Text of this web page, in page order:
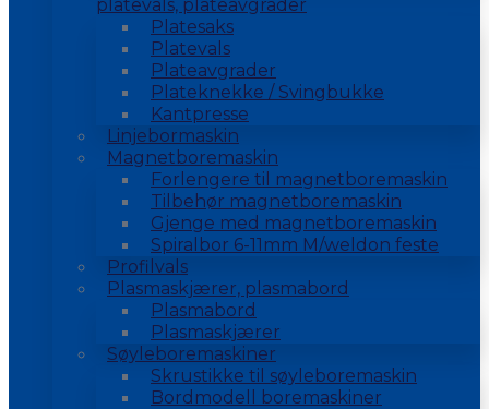
platevals, plateavgrader
Platesaks
Platevals
Plateavgrader
Plateknekke / Svingbukke
Kantpresse
Linjebormaskin
Magnetboremaskin
Forlengere til magnetboremaskin
Tilbehør magnetboremaskin
Gjenge med magnetboremaskin
Spiralbor 6-11mm M/weldon feste
Profilvals
Plasmaskjærer, plasmabord
Plasmabord
Plasmaskjærer
Søyleboremaskiner
Skrustikke til søyleboremaskin
Bordmodell boremaskiner